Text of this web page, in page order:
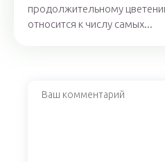
продолжительному
относится к числу самых...